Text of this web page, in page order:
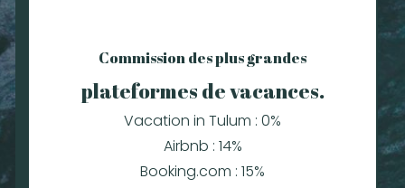
Commission des plus grandes
plateformes de vacances.
Vacation in Tulum : 0%
Airbnb : 14%
Booking.com : 15%